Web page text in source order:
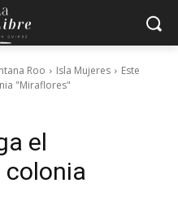
Roo Isla Mujeres
Este
"Miraflores"
el
colonia